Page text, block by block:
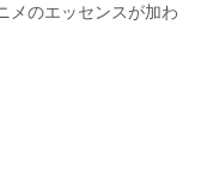
メのエッセンスが加わ